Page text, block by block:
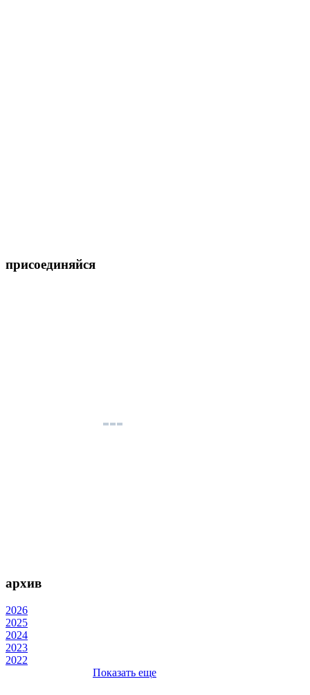
присоединяйся
архив
2026
2025
2024
2023
2022
Показать еще